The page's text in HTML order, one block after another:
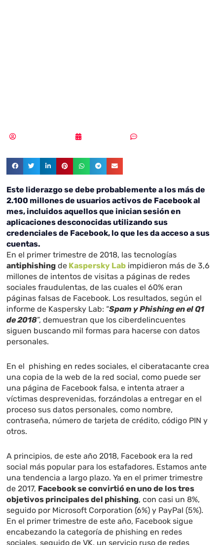
Este liderazgo se debe probablemente a los más de
2.100 millones de usuarios activos de Facebook al
mes, incluidos aquellos que inician sesión en
aplicaciones desconocidas utilizando sus
credenciales de Facebook, lo que les da acceso a sus
cuentas.
En el primer trimestre de 2018, las tecnologías
antiphishing de Kaspersky Lab impidieron más de 3,6
millones de intentos de visitas a páginas de redes
sociales fraudulentas, de las cuales el 60% eran
páginas falsas de Facebook. Los resultados, según el
informe de Kaspersky Lab: “Spam y Phishing en el Q1
de 2018”, demuestran que los ciberdelincuentes
siguen buscando mil formas para hacerse con datos
personales.
En el phishing en redes sociales, el ciberatacante crea
una copia de la web de la red social, como puede ser
una página de Facebook falsa, e intenta atraer a
víctimas desprevenidas, forzándolas a entregar en el
proceso sus datos personales, como nombre,
contraseña, número de tarjeta de crédito, código PIN y
otros.
A principios, de este año 2018, Facebook era la red
social más popular para los estafadores. Estamos ante
una tendencia a largo plazo. Ya en el primer trimestre
de 2017, Facebook se convirtió en uno de los tres
objetivos principales del phishing, con casi un 8%,
seguido por Microsoft Corporation (6%) y PayPal (5%).
En el primer trimestre de este año, Facebook sigue
encabezando la categoría de phishing en redes
sociales, seguido de VK, un servicio ruso de redes